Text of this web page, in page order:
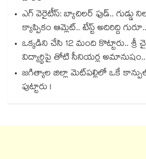
ఎగ్ వెరైటీస్: బ్యాచిలర్ ఫుడ్.. గుడ్డు
క్యాప్పికం ఆమ్లెట్.. టేస్ట్ అదిరిద్ది
ఒక్కడిని చేసి 12 మంది కొట్టారు.. శ్రీ
విద్యార్థిపై తోటి సీనియర్ల అమానుషం..
జగిత్యాల జిల్లా మెట్‌పల్లిలో ఒకే కాన్పులో
పుట్టారు !